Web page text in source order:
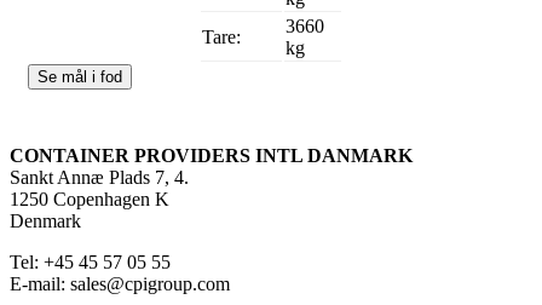
Tare:
3660
kg
Se mål i fod
CONTAINER PROVIDERS INTL DANMARK
Sankt Annæ Plads 7, 4.
1250 Copenhagen K
Denmark
Tel: +45 45 57 05 55
E-mail: sales@cpigroup.com